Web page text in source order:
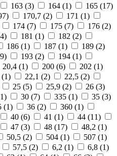
163 (3) 164 (1) 165 (17)
) 170,7 (2) 171 (1)
174 (7) 175 (7) 176 (2)
) 181 (1) 182 (2)
186 (1) 187 (1) 189 (2)
) 193 (2) 194 (1)
20,4 (1) 200 (6) 202 (1)
(1) 22,1 (2) 22,5 (2)
25 (5) 25,9 (2) 26 (3)
1) 30 (7) 335 (1) 35 (3)
(1) 36 (2) 360 (1)
40 (6) 41 (1) 44 (11)
47 (3) 48 (17) 48,2 (1)
50,5 (2) 504 (1) 507 (1)
57,5 (2) 6,2 (1) 6,8 (1)